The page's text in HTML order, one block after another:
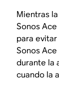
Mientras
Sonos
para
Sonos
durante la
cuando la